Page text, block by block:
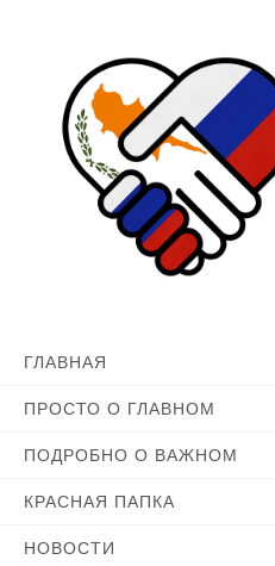
ГЛАВНАЯ
ПРОСТО О ГЛАВНОМ
ПОДРОБНО О ВАЖНОМ
КРАСНАЯ ПАПКА
НОВОСТИ